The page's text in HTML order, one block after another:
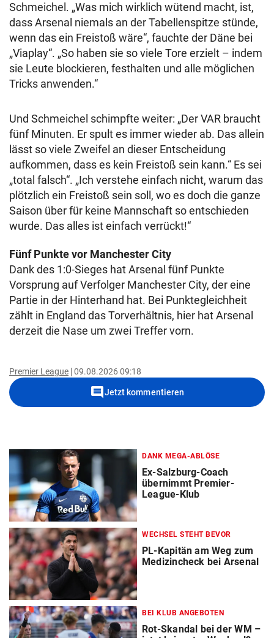
Schmeichel. „Was mich wirklich wütend macht, ist,
dass Arsenal niemals an der Tabellenspitze stünde,
wenn das ein Freistoß wäre“, fauchte der Däne bei
„Viaplay“. „So haben sie so viele Tore erzielt – indem
sie Leute blockieren, festhalten und alle möglichen
Tricks anwenden.“
Und Schmeichel schimpfte weiter: „Der VAR braucht
fünf Minuten. Er spult es immer wieder ab. Das allein
lässt so viele Zweifel an dieser Entscheidung
aufkommen, dass es kein Freistoß sein kann.“ Es sei
„total falsch“. „Ich verstehe einfach nicht, warum das
plötzlich ein Freistoß sein soll, wo es doch die ganze
Saison über für keine Mannschaft so entschieden
wurde. Das alles ist einfach verrückt!“
Fünf Punkte vor Manchester City
Dank des 1:0-Sieges hat Arsenal fünf Punkte
Vorsprung auf Verfolger Manchester City, der eine
Partie in der Hinterhand hat. Bei Punktegleichheit
zählt in England das Torverhältnis, hier hat Arsenal
derzeit die Nase um zwei Treffer vorn.
Premier League 09.08.2026 09:18
commentJetzt kommentieren
DANK MEGA-ABLÖSE
Ex-Salzburg-Coach
übernimmt Premier-
League-Klub
WECHSEL STEHT BEVOR
PL-Kapitän am Weg zum
Medizincheck bei Arsenal
BEI KLUB ANGEBOTEN
Rot-Skandal bei der WM –